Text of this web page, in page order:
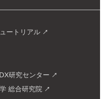
ートリアル
研究センター
総合研究院